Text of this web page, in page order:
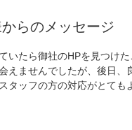
らのメッセージ
いたら御社のHPを見つけ
えませんでしたが、後日
タッフの方の対応がとて